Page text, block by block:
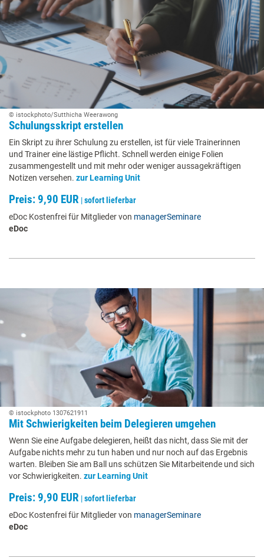
© istockphoto/Sutthicha Weerawong
Schulungsskript erstellen
Ein Skript zu ihrer Schulung zu erstellen, ist für viele Trainerinnen
und Trainer eine lästige Pflicht. Schnell werden einige Folien
zusammengestellt und mit mehr oder weniger aussagekräftigen
Notizen versehen. zur Learning Unit
Preis: 9,90 EUR |sofort lieferbar
eDoc Kostenfrei für Mitglieder von managerSeminare
eDoc
© istockphoto 1307621911
Mit Schwierigkeiten beim Delegieren umgehen
Wenn Sie eine Aufgabe delegieren, heißt das nicht, dass Sie mit der
Aufgabe nichts mehr zu tun haben und nur noch auf das Ergebnis
warten. Bleiben Sie am Ball uns schützen Sie Mitarbeitende und sich
vor Schwierigkeiten. zur Learning Unit
Preis: 9,90 EUR |sofort lieferbar
eDoc Kostenfrei für Mitglieder von managerSeminare
eDoc